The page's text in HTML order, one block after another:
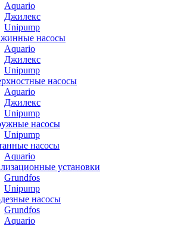
Aquario
Джилекс
Unipump
насосы
Aquario
Джилекс
Unipump
насосы
Aquario
Джилекс
Unipump
насосы
Unipump
насосы
Aquario
установки
Grundfos
Unipump
насосы
Grundfos
Aquario